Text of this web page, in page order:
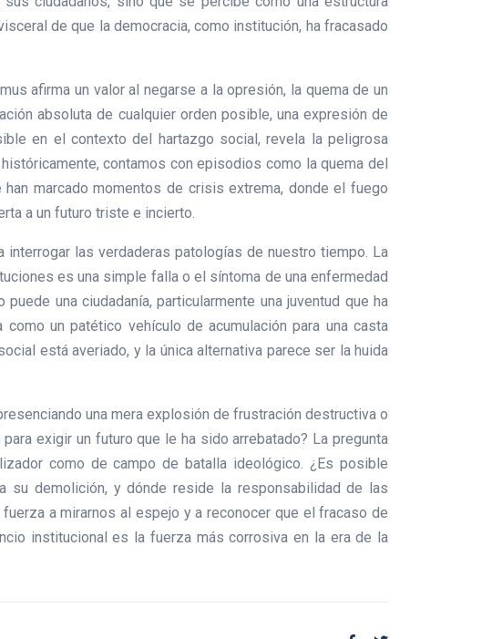
de que la democracia, como institución, ha fracasado
afirma un valor al negarse a la opresión, la quema de un
absoluta de cualquier orden posible, una expresión de
en el contexto del hartazgo social, revela la peligrosa
contamos con episodios como la quema del
marcado momentos de crisis extrema, donde el fuego
a un futuro triste e incierto.
las verdaderas patologías de nuestro tiempo. La
es una simple falla o el síntoma de una enfermedad
una ciudadanía, particularmente una juventud que ha
un patético vehículo de acumulación para una casta
está averiado, y la única alternativa parece ser la huida
una mera explosión de frustración destructiva o
exigir un futuro que le ha sido arrebatado? La pregunta
como de campo de batalla ideológico. ¿Es posible
su demolición, y dónde reside la responsabilidad de las
a mirarnos al espejo y a reconocer que el fracaso de
institucional es la fuerza más corrosiva en la era de la